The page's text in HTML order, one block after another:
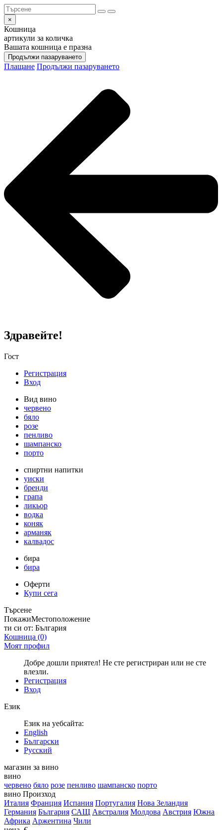
×
Кошница
артикули за количка
Вашата кошница е празна
Продължи пазаруването
Плащане Продължи пазаруването
Здравейте!
Гост
Регистрация
Вход
Вид вино
червено
бяло
розе
пенливо
шампанско
порто
спиртни напитки
уиски
бренди
грапа
ликьор
водка
коняк
арманяк
калвадос
бира
бира
Оферти
Купи сега
Търсене
ПокажиМестоположение
ти си от: България
Кошница (0)
Моят профил
Добре дошли приятел! Не сте регистриран или не сте
влезли.
Регистрация
Вход
Език
Език на уебсайта:
English
Български
Русский
магазин за вино
вино
червено бяло розе пенливо шампанско порто
вино Произход
Италия Франция Испания Португалия Нова Зеландия
Германия България САЩ Австралия Молдова Австрия Южна
Африка Аржентина Чили